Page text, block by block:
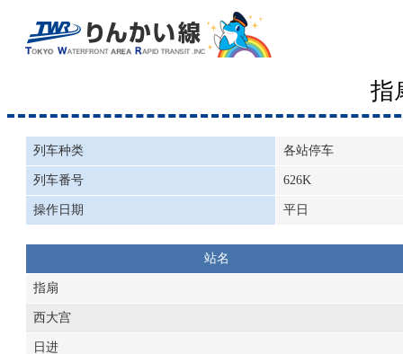
指
列车种类 各站停车
列车番号 626K
操作日期 平日
站名
指扇
西大宫
日进